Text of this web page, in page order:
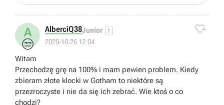
A
😒
AlberciQ38Junior 1
2020-10-26 12:04

Witam
Przechodzę grę na 100% i mam pewien problem. Kiedy
zbieram złote klocki w Gotham to niektóre są
przezroczyste i nie da się ich zebrać. Wie ktoś o co
chodzi?